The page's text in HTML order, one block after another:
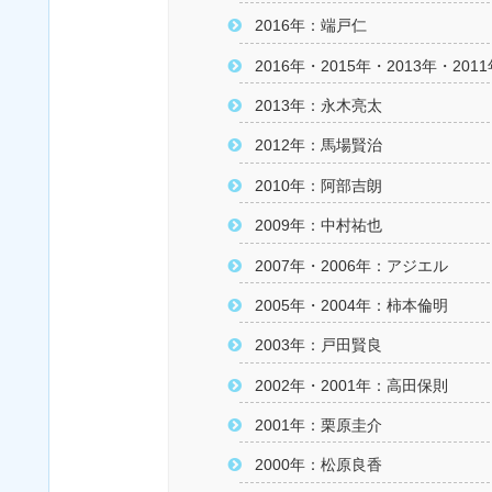
2016年：端戸仁
2016年・2015年・2013年・2011
2013年：永木亮太
2012年：馬場賢治
2010年：阿部吉朗
2009年：中村祐也
2007年・2006年：アジエル
2005年・2004年：柿本倫明
2003年：戸田賢良
2002年・2001年：高田保則
2001年：栗原圭介
2000年：松原良香